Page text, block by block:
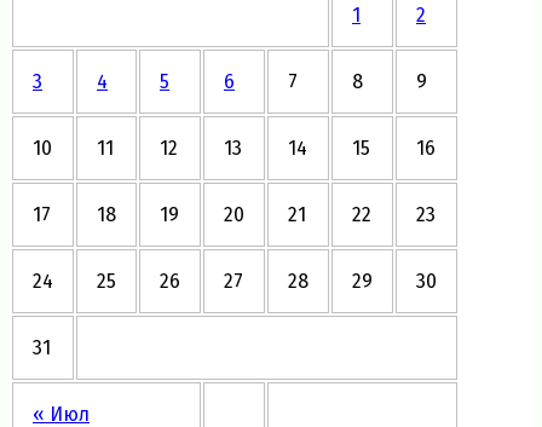
« Июл
1 2
3 4 5 6 7 8 9
10 11 12 13 14 15 16
17 18 19 20 21 22 23
24 25 26 27 28 29 30
31